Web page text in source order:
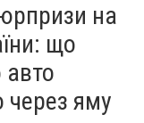
на
що
яму